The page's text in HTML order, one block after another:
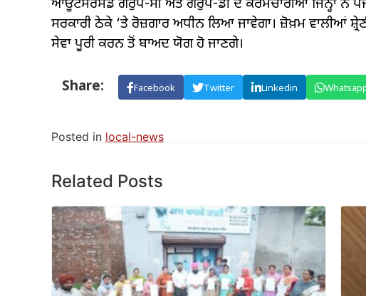
ਆਊਟਸੋਰਸਡ ਗਰੁੱਪ-ਸੀ ਅਤੇ ਗਰੁੱਪ-ਡੀ ਦੇ ਕਰਮਚਾਰੀਆਂ ਜਿਨ੍ਹਾਂ ਨੇ
ਸਰਕਾਰੀ ਠੇਕੇ ‘ਤੇ ਰੋਜ਼ਗਾਰ ਅਧੀਨ ਲਿਆ ਜਾਵੇਗਾ। ਜ਼ੋਖ਼ਮ ਵਾਲੀਆਂ
ਸੇਵਾ ਪੂਰੀ ਕਰਨ ਤੋਂ ਬਾਅਦ ਯੋਗ ਹੋ ਜਾਣਗੇ।
Share: Facebook Twitter Linkedin
Posted in local-news
Related Posts